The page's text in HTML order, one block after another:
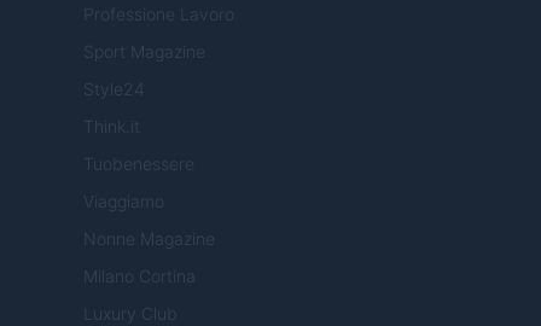
Professione Lavoro
Sport Magazine
Style24
Think.it
Tuobenessere
Viaggiamo
Nonne Magazine
Milano Cortina
Luxury Club